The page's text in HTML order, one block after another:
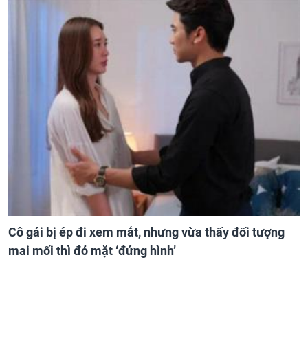
Cô gái bị ép đi xem mắt, nhưng vừa thấy đối tượng
mai mối thì đỏ mặt ‘đứng hình’